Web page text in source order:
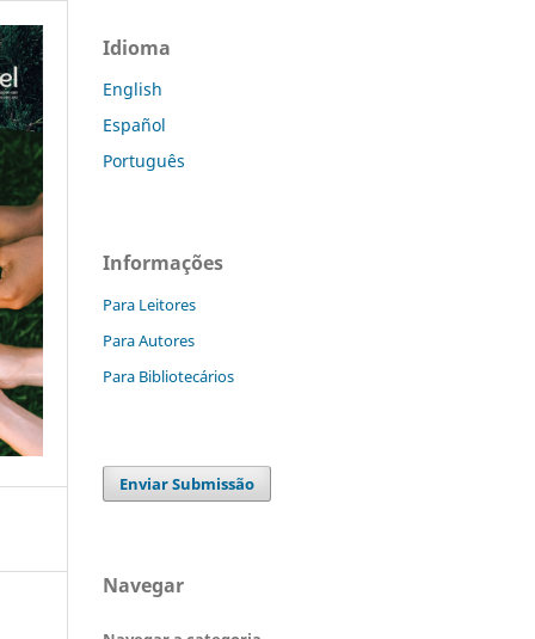
Idioma
English
Español
Português
Informações
Para Leitores
Para Autores
Para Bibliotecários
Enviar Submissão
Navegar